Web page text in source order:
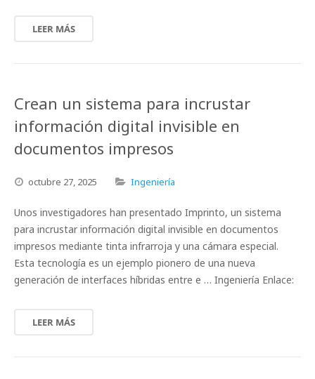
LEER MÁS
Crean un sistema para incrustar
información digital invisible en
documentos impresos
octubre 27, 2025 Ingeniería
Unos investigadores han presentado Imprinto, un sistema
para incrustar información digital invisible en documentos
impresos mediante tinta infrarroja y una cámara especial.
Esta tecnología es un ejemplo pionero de una nueva
generación de interfaces híbridas entre e … Ingeniería Enlace:
LEER MÁS